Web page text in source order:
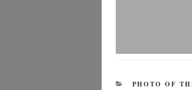
KATEGORIEN
PHOTO OF